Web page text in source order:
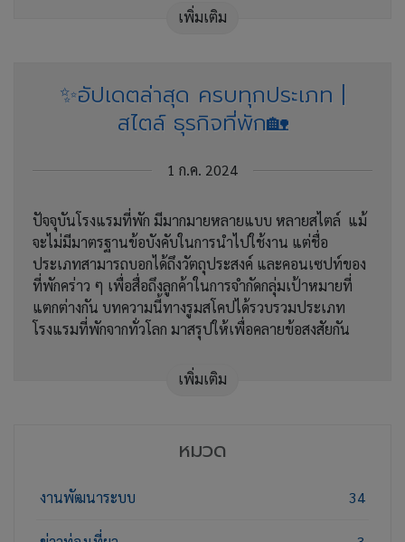
เพิ่มเติม
✨อัปเดตล่าสุด ครบทุกประเภท |
สไตล์ ธุรกิจที่พัก🏡
1 ก.ค. 2024
ปัจจุบันโรงแรมที่พัก มีมากมายหลายแบบ หลายสไตล์ แม้
จะไม่มีมาตรฐานข้อบังคับในการนำไปใช้งาน แต่ชื่อ
ประเภทสามารถบอกได้ถึงวัตถุประสงค์ และคอนเซปท์ของ
ที่พักคร่าว ๆ เพื่อสื่อถึงลูกค้าในการจำกัดกลุ่มเป้าหมายที่
แตกต่างกัน บทความนี้ทางรูมสโคปได้รวบรวมประเภท
โรงแรมที่พักจากทั่วโลก มาสรุปให้เพื่อคลายข้อสงสัยกัน
เพิ่มเติม
หมวด
งานพัฒนาระบบ 34